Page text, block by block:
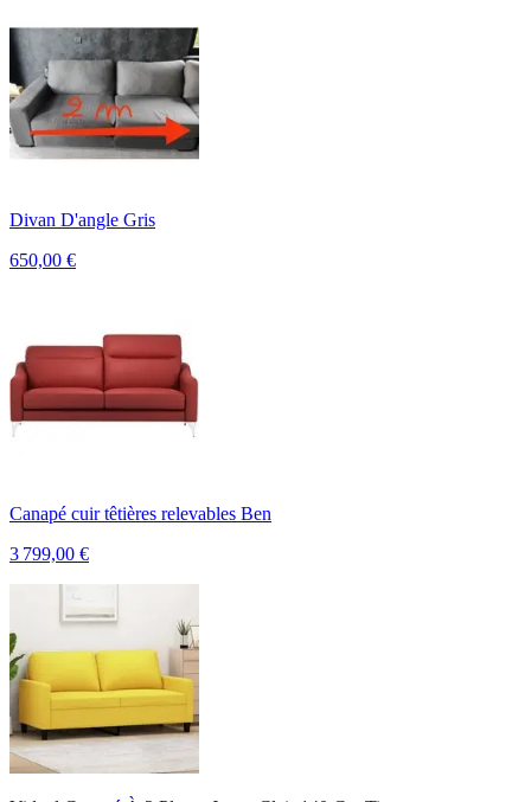
Divan D'angle Gris
650,00 €
Canapé cuir têtières relevables Ben
3 799,00 €